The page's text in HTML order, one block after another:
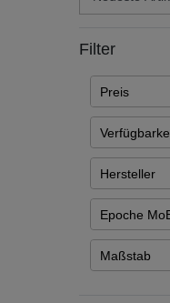
Filter
Preis
€
Auf Lager
Artikel ist
Hersteller
Gebr.
Epoche
Epoche I:
Epoche II:
Maßstab